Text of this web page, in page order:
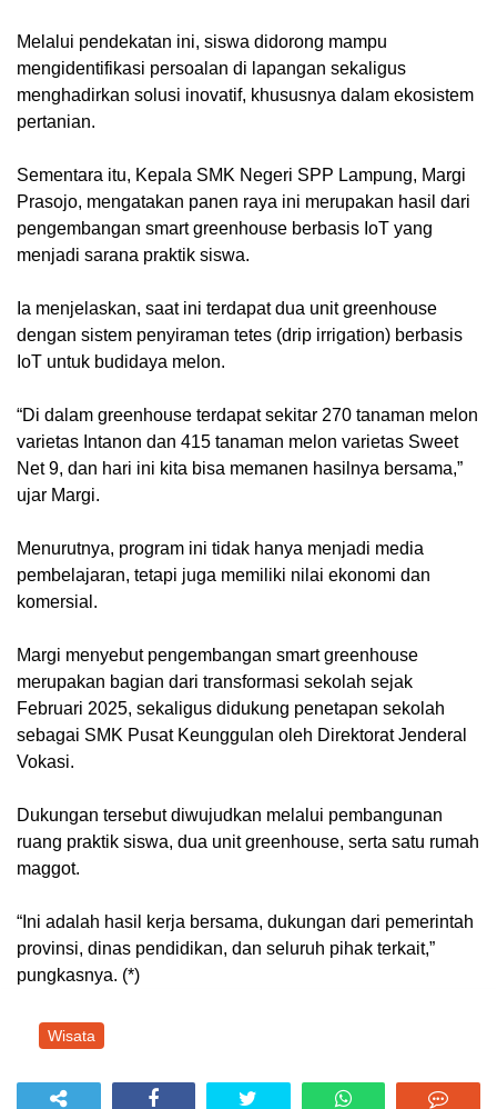
Melalui pendekatan ini, siswa didorong mampu
mengidentifikasi persoalan di lapangan sekaligus
menghadirkan solusi inovatif, khususnya dalam ekosistem
pertanian.
Sementara itu, Kepala SMK Negeri SPP Lampung, Margi
Prasojo, mengatakan panen raya ini merupakan hasil dari
pengembangan smart greenhouse berbasis IoT yang
menjadi sarana praktik siswa.
Ia menjelaskan, saat ini terdapat dua unit greenhouse
dengan sistem penyiraman tetes (drip irrigation) berbasis
IoT untuk budidaya melon.
“Di dalam greenhouse terdapat sekitar 270 tanaman melon
varietas Intanon dan 415 tanaman melon varietas Sweet
Net 9, dan hari ini kita bisa memanen hasilnya bersama,”
ujar Margi.
Menurutnya, program ini tidak hanya menjadi media
pembelajaran, tetapi juga memiliki nilai ekonomi dan
komersial.
Margi menyebut pengembangan smart greenhouse
merupakan bagian dari transformasi sekolah sejak
Februari 2025, sekaligus didukung penetapan sekolah
sebagai SMK Pusat Keunggulan oleh Direktorat Jenderal
Vokasi.
Dukungan tersebut diwujudkan melalui pembangunan
ruang praktik siswa, dua unit greenhouse, serta satu rumah
maggot.
“Ini adalah hasil kerja bersama, dukungan dari pemerintah
provinsi, dinas pendidikan, dan seluruh pihak terkait,”
pungkasnya. (*)
Wisata